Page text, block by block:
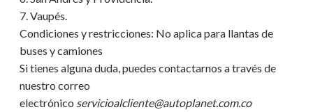
7. Vaupés.
Condiciones y restricciones: No aplica para llantas de
buses y camiones
Si tienes alguna duda, puedes contactarnos a través de
nuestro correo
electrónico servicioalcliente@autoplanet.com.co